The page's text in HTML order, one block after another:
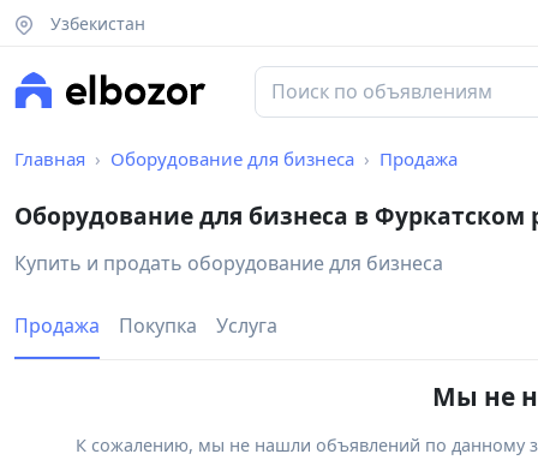
Узбекистан
Главная Оборудование для бизнеса Продажа
Оборудование для бизнеса в Фуркатском
Купить и продать оборудование для бизнеса
Продажа Покупка Услуга
Мы не
К сожалению, мы не нашли объявлений по данному